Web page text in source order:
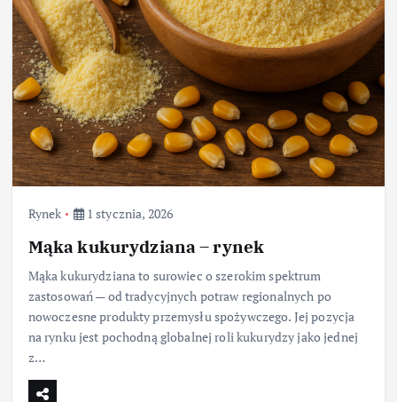
Rynek 1 stycznia, 2026
Mąka kukurydziana – rynek
Mąka kukurydziana to surowiec o szerokim spektrum
zastosowań — od tradycyjnych potraw regionalnych po
nowoczesne produkty przemysłu spożywczego. Jej pozycja
na rynku jest pochodną globalnej roli kukurydzy jako jednej
z…